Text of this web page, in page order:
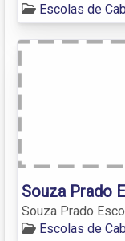
Escolas de
Souza Prado
Souza Prado
Escolas de